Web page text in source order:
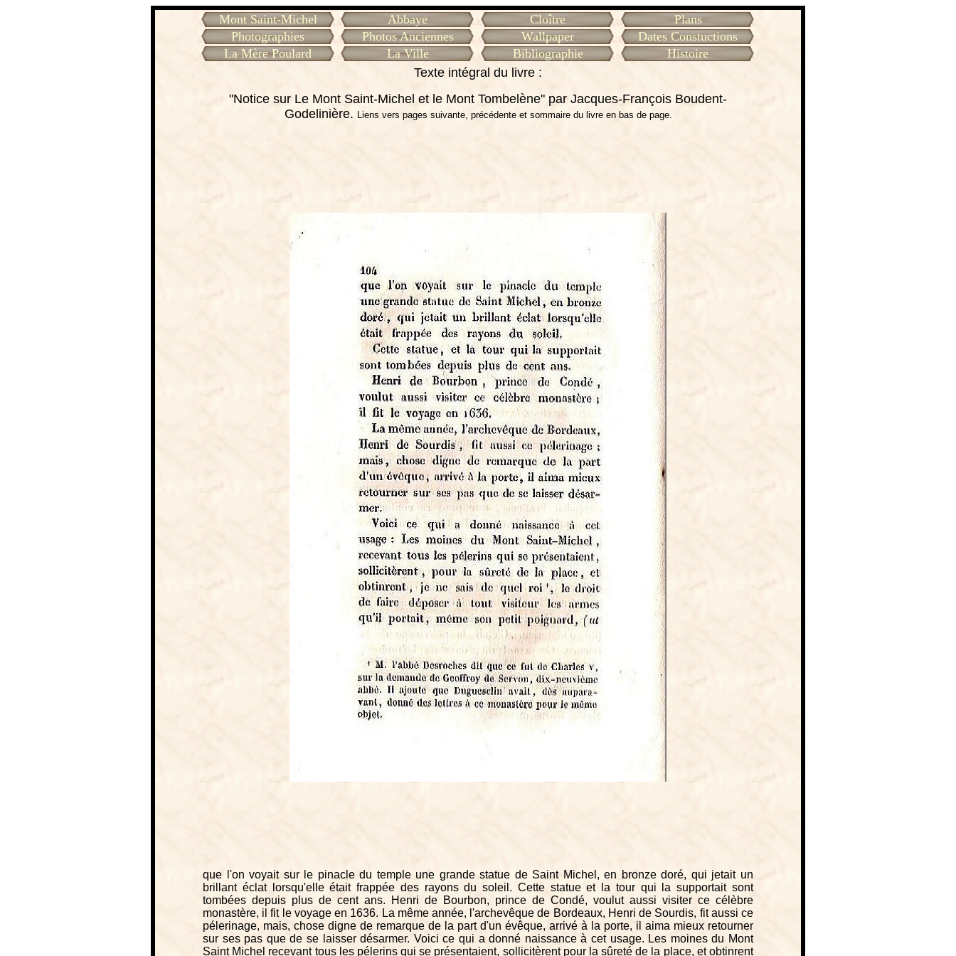
Mont Saint-Michel Abbaye Cloître
Plans
Photographies
Photos Anciennes Wallpaper
Dates Constuctions
La Mère Poulard
La Ville Bibliographie
Histoire
Texte intégral du livre :
"Notice sur Le Mont Saint-Michel et le Mont Tombelène" par Jacques-François Boudent-
Godelinière. Liens vers pages suivante, précédente et sommaire du livre en bas de page.
que l'on voyait sur le pinacle du temple une grande statue de Saint Michel, en bronze doré, qui jetait un
brillant éclat lorsqu'elle était frappée des rayons du soleil. Cette statue et la tour qui la supportait sont
tombées depuis plus de cent ans. Henri de Bourbon, prince de Condé, voulut aussi visiter ce célèbre
monastère, il fit le voyage en 1636. La même année, l'archevêque de Bordeaux, Henri de Sourdis, fit aussi ce
pélerinage, mais, chose digne de remarque de la part d'un évêque, arrivé à la porte, il aima mieux retourner
sur ses pas que de se laisser désarmer. Voici ce qui a donné naissance à cet usage. Les moines du Mont
Saint Michel recevant tous les pélerins qui se présentaient, sollicitèrent pour la sûreté de la place, et obtinrent